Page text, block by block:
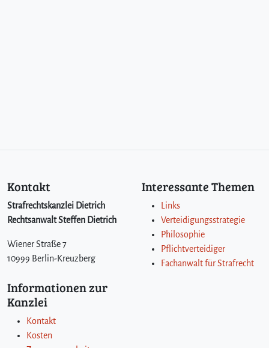
Kontakt
Strafrechtskanzlei Dietrich
Rechtsanwalt Steffen Dietrich
Wiener Straße 7
10999 Berlin-Kreuzberg
Interessante Themen
Links
Verteidigungsstrategie
Philosophie
Pflichtverteidiger
Fachanwalt für Strafrecht
Informationen zur
Kanzlei
Kontakt
Kosten